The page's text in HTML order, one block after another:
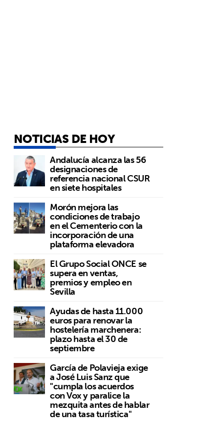
NOTICIAS DE HOY
Andalucía alcanza las 56
designaciones de
referencia nacional CSUR
en siete hospitales
Morón mejora las
condiciones de trabajo
en el Cementerio con la
incorporación de una
plataforma elevadora
El Grupo Social ONCE se
supera en ventas,
premios y empleo en
Sevilla
Ayudas de hasta 11.000
euros para renovar la
hostelería marchenera:
plazo hasta el 30 de
septiembre
García de Polavieja exige
a José Luis Sanz que
"cumpla los acuerdos
con Vox y paralice la
mezquita antes de hablar
de una tasa turística"